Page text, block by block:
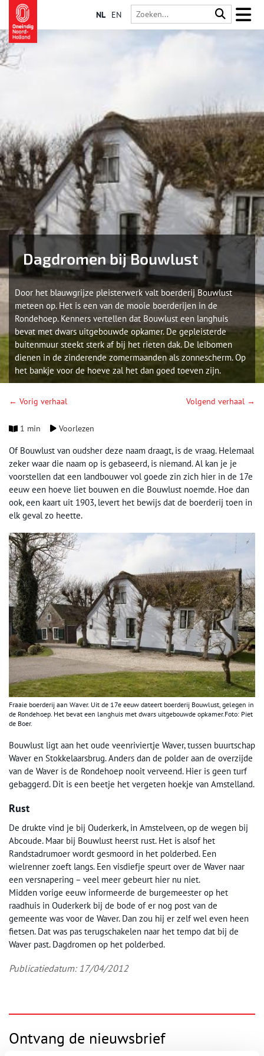
NL EN
Dagdromen bij Bouwlust
Door het blauwgrijze pleisterwerk valt boerderij Bouwlust
meteen op. Het is een van de mooie boerderijen in de
Rondehoep. Kenners vertellen dat Bouwlust een langhuis
bevat met dwars uitgebouwde opkamer. De gepleisterde
buitenmuur steekt sterk af bij het rieten dak. De leibomen
dienen in de zinderende zomermaanden als zonnescherm. Op
het bankje voor de hoeve zal het dan goed toeven zijn.
← Vorig verhaal Volgend verhaal →
1 min Voorlezen
Of Bouwlust van oudsher deze naam draagt, is de vraag. Helemaal
zeker waar die naam op is gebaseerd, is niemand. Al kan je je
voorstellen dat een landbouwer vol goede zin zich hier in de 17e
eeuw een hoeve liet bouwen en die Bouwlust noemde. Hoe dan
ook, een kaart uit 1903, levert het bewijs dat de boerderij toen in
elk geval zo heette.
Fraaie boerderij aan Waver. Uit de 17e eeuw dateert boerderij Bouwlust, gelegen in
de Rondehoep. Het bevat een langhuis met dwars uitgebouwde opkamer.Foto: Piet
de Boer.
Bouwlust ligt aan het oude veenriviertje Waver, tussen buurtschap
Waver en Stokkelaarsbrug. Anders dan de polder aan de overzijde
van de Waver is de Rondehoep nooit verveend. Hier is geen turf
gebaggerd. Dit is een beetje het vergeten hoekje van Amstelland.
Rust
De drukte vind je bij Ouderkerk, in Amstelveen, op de wegen bij
Abcoude. Maar bij Bouwlust heerst rust. Het is alsof het
Randstadrumoer wordt gesmoord in het polderbed. Een
wielrenner zoeft langs. Een visdiefje speurt over de Waver naar
een versnapering – veel meer gebeurt hier nu niet.
Midden vorige eeuw informeerde de burgemeester op het
raadhuis in Ouderkerk bij de bode of er nog post van de
gemeente was voor de Waver. Dan zou hij er zelf wel even heen
fietsen. Dat was pas terugschakelen naar het tempo dat bij de
Waver past. Dagdromen op het polderbed.
Publicatiedatum: 17/04/2012
Ontvang de nieuwsbrief